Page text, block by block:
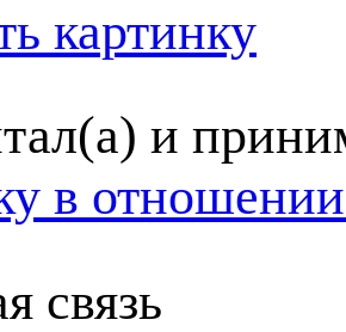
картинку
и
в
связь